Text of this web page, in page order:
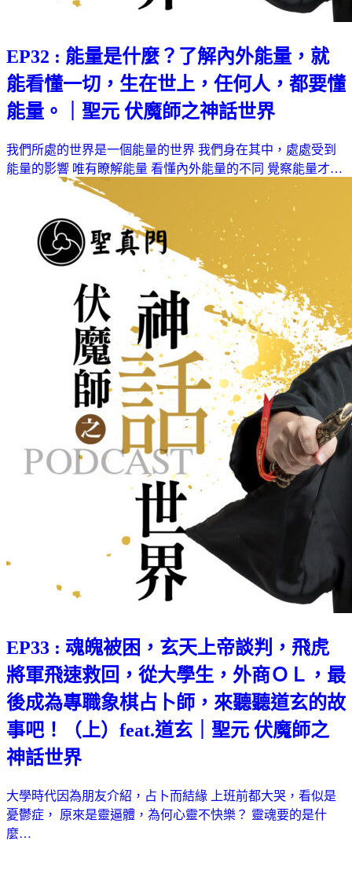
EP32 : 能量是什麼？了解內外能量，就
能看懂一切，生在世上，任何人，都要懂
能量。｜聖元 伏魔師之神話世界
我們所處的世界是一個能量的世界 我們身在其中，處處受到
能量的影響 唯有瞭解能量 看懂內外能量的不同 覺察能量才…
EP33 : 魂魄被困，玄天上帝談判，飛虎
將軍飛速救回，從大學生，外商ＯＬ，最
後成為專職象棋占卜師，來聽聽道玄的故
事吧！（上）feat.道玄｜聖元 伏魔師之
神話世界
大學時代因為朋友介紹，占卜而結緣 上班前都大哭，看似是
憂鬱症， 原來是靈逼體，為何心靈不快樂？ 靈魂要的是什
麼…